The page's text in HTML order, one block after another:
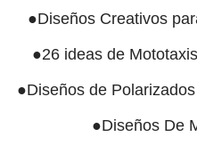
●Diseños Creativos
●26 ideas de
●Diseños de
●Diseños De